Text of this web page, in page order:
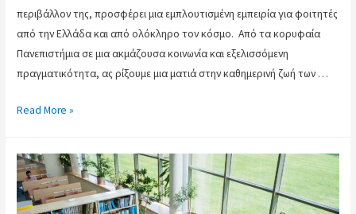
περιβάλλον της, προσφέρει μια εμπλουτισμένη εμπειρία για φοιτητές
από την Ελλάδα και από ολόκληρο τον κόσμο. Από τα κορυφαία
Πανεπιστήμια σε μια ακμάζουσα κοινωνία και εξελισσόμενη
πραγματικότητα, ας ρίξουμε μια ματιά στην καθημερινή ζωή των …
Read More »